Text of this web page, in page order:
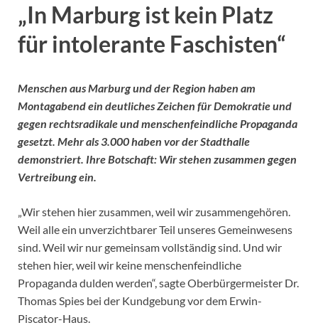
„In Marburg ist kein Platz
für intolerante Faschisten“
Menschen aus Marburg und der Region haben am
Montagabend ein deutliches Zeichen für Demokratie und
gegen rechtsradikale und menschenfeindliche Propaganda
gesetzt. Mehr als 3.000 haben vor der Stadthalle
demonstriert. Ihre Botschaft: Wir stehen zusammen gegen
Vertreibung ein.
„Wir stehen hier zusammen, weil wir zusammengehören.
Weil alle ein unverzichtbarer Teil unseres Gemeinwesens
sind. Weil wir nur gemeinsam vollständig sind. Und wir
stehen hier, weil wir keine menschenfeindliche
Propaganda dulden werden“, sagte Oberbürgermeister Dr.
Thomas Spies bei der Kundgebung vor dem Erwin-
Piscator-Haus.